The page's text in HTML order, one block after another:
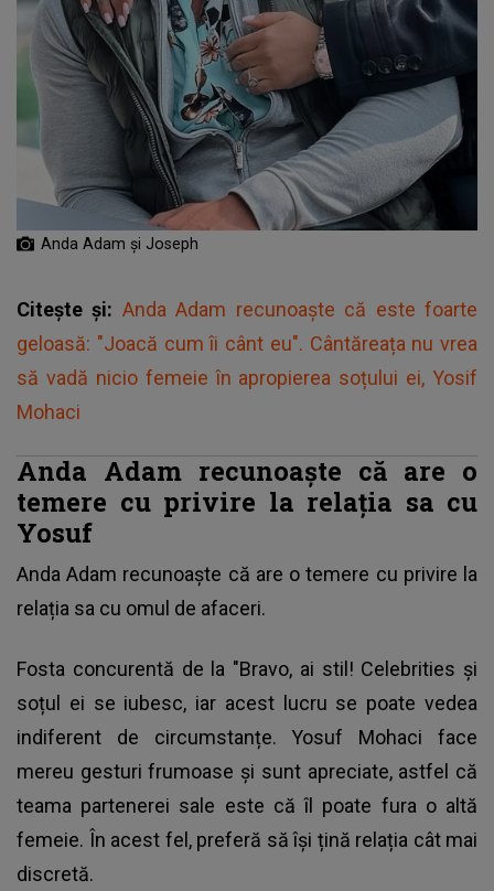
Anda Adam și Joseph
Citește și: Anda Adam recunoaște că este foarte
geloasă: "Joacă cum îi cânt eu". Cântăreața nu vrea
să vadă nicio femeie în apropierea soțului ei, Yosif
Mohaci
Anda Adam recunoaște că are o
temere cu privire la relația sa cu
Yosuf
Anda Adam recunoaște că are o temere cu privire la
relația sa cu omul de afaceri.
Fosta concurentă de la "Bravo, ai stil! Celebrities și
soțul ei se iubesc, iar acest lucru se poate vedea
indiferent de circumstanțe. Yosuf Mohaci face
mereu gesturi frumoase și sunt apreciate, astfel că
teama partenerei sale este că îl poate fura o altă
femeie. În acest fel, preferă să își țină relația cât mai
discretă.